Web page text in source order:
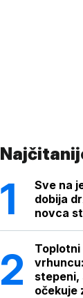
Sve na
dobija
novca
Toplotni
stepeni,
očekuje